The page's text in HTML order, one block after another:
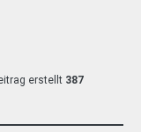
erstellt 387